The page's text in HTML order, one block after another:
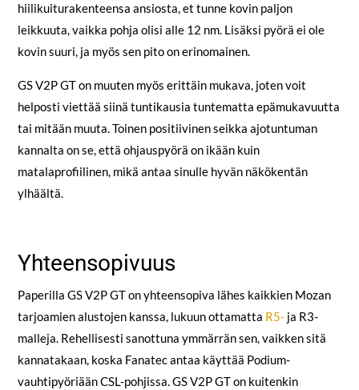
hiilikuiturakenteensa ansiosta, et tunne kovin paljon
leikkuuta, vaikka pohja olisi alle 12 nm. Lisäksi pyörä ei ole
kovin suuri, ja myös sen pito on erinomainen.
GS V2P GT on muuten myös erittäin mukava, joten voit
helposti viettää siinä tuntikausia tuntematta epämukavuutta
tai mitään muuta. Toinen positiivinen seikka ajotuntuman
kannalta on se, että ohjauspyörä on ikään kuin
matalaprofiilinen, mikä antaa sinulle hyvän näkökentän
ylhäältä.
Yhteensopivuus
Paperilla GS V2P GT on yhteensopiva lähes kaikkien Mozan
tarjoamien alustojen kanssa, lukuun ottamatta R5-ja R3-
malleja. Rehellisesti sanottuna ymmärrän sen, vaikken sitä
kannatakaan, koska Fanatec antaa käyttää Podium-
vauhtipyöriään CSL-pohjissa. GS V2P GT on kuitenkin